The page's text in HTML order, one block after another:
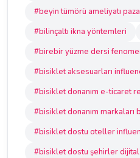
#beyin tümörü ameliyatı
#bilinçaltı ikna yöntemleri
#birebir yüzme dersi
#bisiklet aksesuarları
#bisiklet donanım e-ticaret
#bisiklet donanım markaları
#bisiklet dostu oteller
#bisiklet dostu şehirler dijital